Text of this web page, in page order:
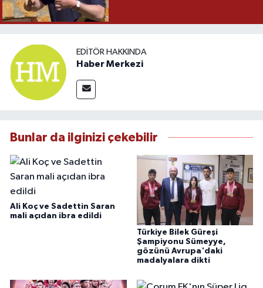
EDITÖR HAKKINDA
Haber Merkezi
Bunlar da ilginizi çekebilir
Ali Koç ve Sadettin Saran
mali açıdan ibra edildi
Türkiye Bilek Güreşi
Şampiyonu Sümeyye,
gözünü Avrupa'daki
madalyalara dikti